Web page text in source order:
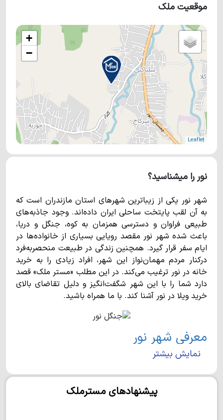
موقعیت ملک
+
−
Leaflet
نور را میشناسید؟
شهر نور یکی از زیباترین شهرهای استان مازندران است که
به آن لقب پایتخت ساحلی ایران داده‌اند. وجود جاذبه‌های
طبیعی فراوان و دسترسی همزمان به کوه، جنگل و دریا،
باعث شده شهر نور مقصد رویایی بسیاری از خانواده‌ها در
ایام سفر قرار گیرد. همچنین زندگی در طبیعت منحصربه‌فرد
درکنار مردم مهمان‌نواز این شهر، افراد زیادی را به خرید
خانه در نور ترغیب می‌کند. در این مطلب «مستر ملک» قصد
دارد شما را با این شهر شگفت‌انگیز و دلیل تقاضای بالای
خرید ویلا در نور آشنا کند. با ما همراه باشید.
معرفی شهر نور
شهر نور در بخش مرکزی شهرستانی به همین نام واقع شده
جمعیت دارد. این شهر به صورت خطی در جنوب دریای خزر
کشیده شده است و از شرق به ایزدشهر و از غرب به شهر
نمایش بیشتر
پیشنهادهای مسترملک